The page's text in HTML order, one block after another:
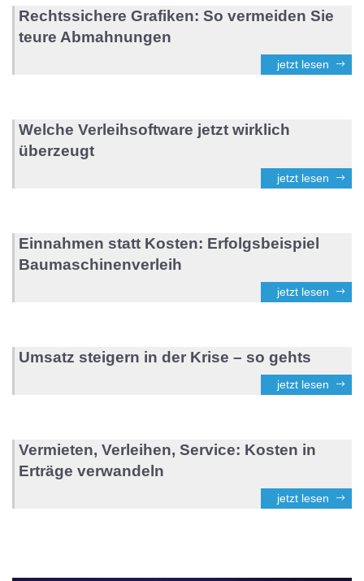
Rechtssichere Grafiken: So vermeiden Sie
teure Abmahnungen
jetzt lesen
Welche Verleihsoftware jetzt wirklich
überzeugt
jetzt lesen
Einnahmen statt Kosten: Erfolgsbeispiel
Baumaschinenverleih
jetzt lesen
Umsatz steigern in der Krise – so gehts
jetzt lesen
Vermieten, Verleihen, Service: Kosten in
Erträge verwandeln
jetzt lesen